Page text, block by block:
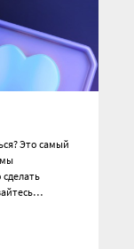
Это самый
мы